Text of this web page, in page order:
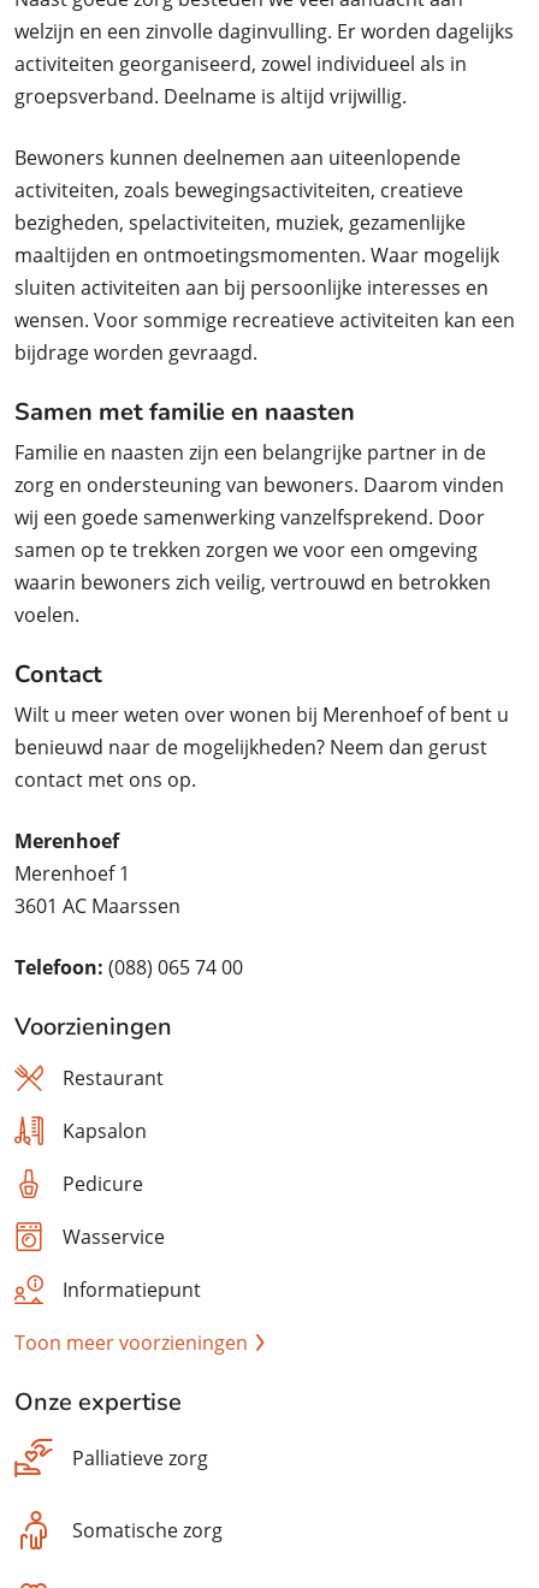
welzijn en een zinvolle daginvulling. Er worden dagelijks
activiteiten georganiseerd, zowel individueel als in
groepsverband. Deelname is altijd vrijwillig.
Bewoners kunnen deelnemen aan uiteenlopende
activiteiten, zoals bewegingsactiviteiten, creatieve
bezigheden, spelactiviteiten, muziek, gezamenlijke
maaltijden en ontmoetingsmomenten. Waar mogelijk
sluiten activiteiten aan bij persoonlijke interesses en
wensen. Voor sommige recreatieve activiteiten kan een
bijdrage worden gevraagd.
Samen met familie en naasten
Familie en naasten zijn een belangrijke partner in de
zorg en ondersteuning van bewoners. Daarom vinden
wij een goede samenwerking vanzelfsprekend. Door
samen op te trekken zorgen we voor een omgeving
waarin bewoners zich veilig, vertrouwd en betrokken
voelen.
Contact
Wilt u meer weten over wonen bij Merenhoef of bent u
benieuwd naar de mogelijkheden? Neem dan gerust
contact met ons op.
Merenhoef
Merenhoef 1
3601 AC Maarssen
Telefoon: (088) 065 74 00
Onze expertise
Palliatieve zorg
Somatische zorg
Voorzieningen
Restaurant
Kapsalon
Pedicure
Wasservice
Informatiepunt
Toon meer voorzieningen